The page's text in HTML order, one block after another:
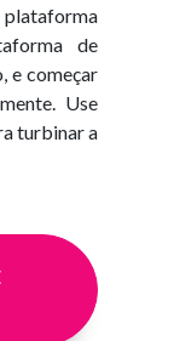
plataforma
de
e começar
Use
turbinar a